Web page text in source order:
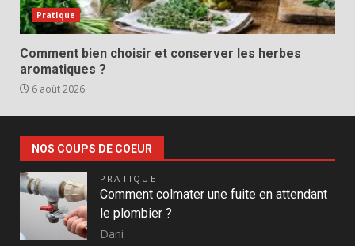
Pratique
Comment bien choisir et conserver les herbes
aromatiques ?
6 août 2026
NOS COUPS DE COEUR
PRATIQUE
Comment colmater une fuite en attendant
le plombier ?
Dani